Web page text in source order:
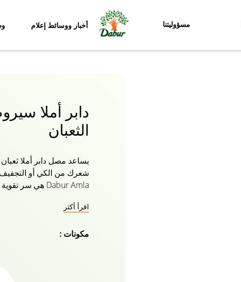
مسؤوليتنا أخبار ووسائط إعلام
دابر أملا
الثعبان
يساعد مصل دابر أملا
والشعر بسهولة وتقويته.
يتغذى بقوة ويلتئم بدون
اقرأ أكثر
مكونات :